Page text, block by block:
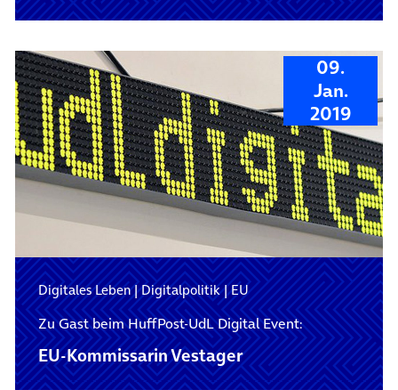
09.
Jan.
2019
Digitales Leben|Digitalpolitik|EU
Zu Gast beim HuffPost-UdL Digital Event:
EU-Kommissarin Vestager